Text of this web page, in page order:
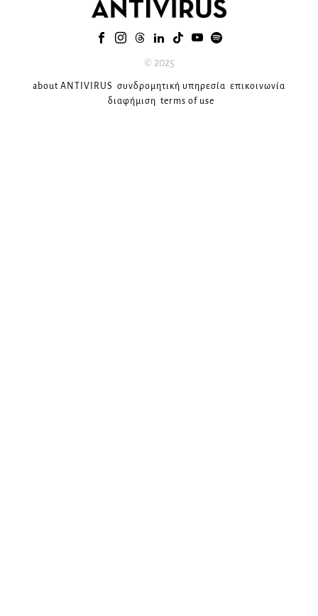
© 2025
about ANTIVIRUS συνδρομητική υπηρεσία επικοινωνία
διαφήμιση terms of use